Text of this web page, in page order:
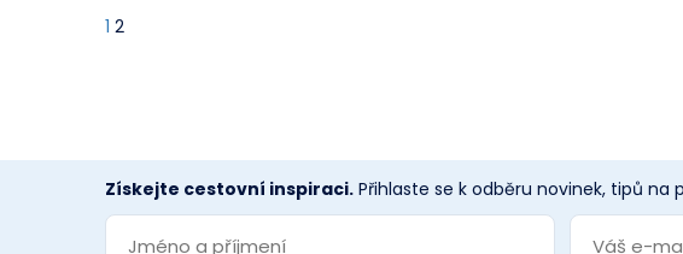
1 2
Získejte cestovní inspiraci. Přihlaste se k odběru novinek, tipů